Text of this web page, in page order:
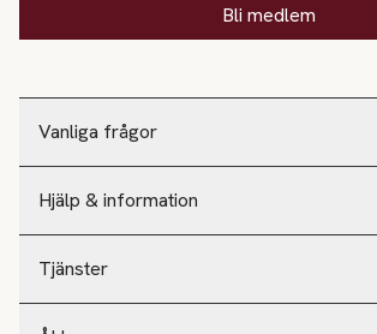
Vanliga frågor
Hjälp & information
Tjänster
Bli medlem